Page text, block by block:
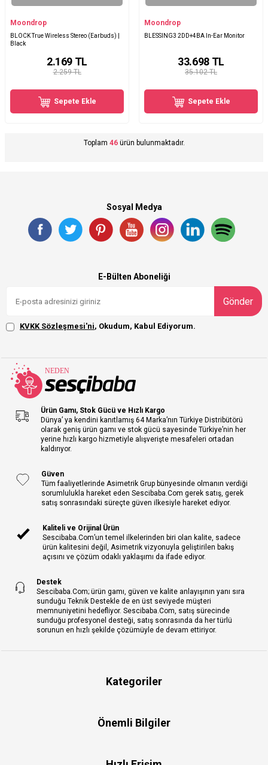
Moondrop
BLOCK True Wireless Stereo (Earbuds) |
Black
2.259 TL
2.169 TL
Sepete Ekle
Moondrop
BLESSING3 2DD+4BA In-Ear Monitor
35.102 TL
33.698TL
Sepete Ekle
Toplam 46ürün bulunmaktadır.
Sosyal Medya
E-Bülten Aboneliği
Gönder
KVKK Sözleşmesi'ni, Okudum, Kabul Ediyorum.
Ürün Gamı, Stok Gücü ve Hızlı Kargo
Dünya’ ya kendini kanıtlamış 64 Marka’nın Türkiye Distribütörü
olarak geniş ürün gamı ve stok gücü sayesinde Türkiye’nin her
yerine hızlı kargo hizmetiyle alışverişte mesafeleri ortadan
kaldırıyor.
Güven
Tüm faaliyetlerinde Asimetrik Grup bünyesinde olmanın verdiği
sorumlulukla hareket eden Sescibaba.Com gerek satış, gerek
satış sonrasındaki süreçte güven ilkesiyle hareket ediyor.
Kaliteli ve Orijinal Ürün
Sescibaba.Com’un temel ilkelerinden biri olan kalite, sadece
ürün kalitesini değil, Asimetrik vizyonuyla geliştirilen bakış
açısını ve çözüm odaklı yaklaşımı da ifade ediyor.
Destek
Sescibaba.Com; ürün gamı, güven ve kalite anlayışının yanı sıra
sunduğu Teknik Destekle de en üst seviyede müşteri
memnuniyetini hedefliyor. Sescibaba.Com, satış sürecinde
sunduğu profesyonel desteği, satış sonrasında da her türlü
sorunun en hızlı şekilde çözümüyle de devam ettiriyor.
Kategoriler
Önemli Bilgiler